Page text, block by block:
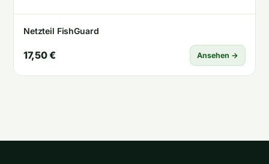
Netzteil FishGuard
17,50 € Ansehen →